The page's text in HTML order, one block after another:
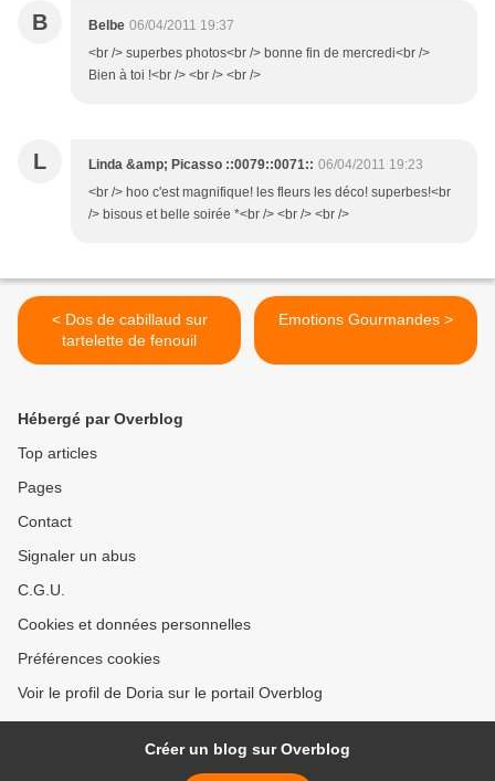
B Belbe 06/04/2011 19:37
<br /> superbes photos<br /> bonne fin de mercredi<br />
Bien à toi !<br /> <br /> <br />
L Linda &amp; Picasso ::0079::0071:: 06/04/2011 19:23
<br /> hoo c'est magnifique! les fleurs les déco! superbes!<br
/> bisous et belle soirée *<br /> <br /> <br />
< Dos de cabillaud sur
tartelette de fenouil
Emotions Gourmandes >
Hébergé par Overblog
Top articles
Pages
Contact
Signaler un abus
C.G.U.
Cookies et données personnelles
Préférences cookies
Voir le profil de Doria sur le portail Overblog
Créer un blog sur Overblog